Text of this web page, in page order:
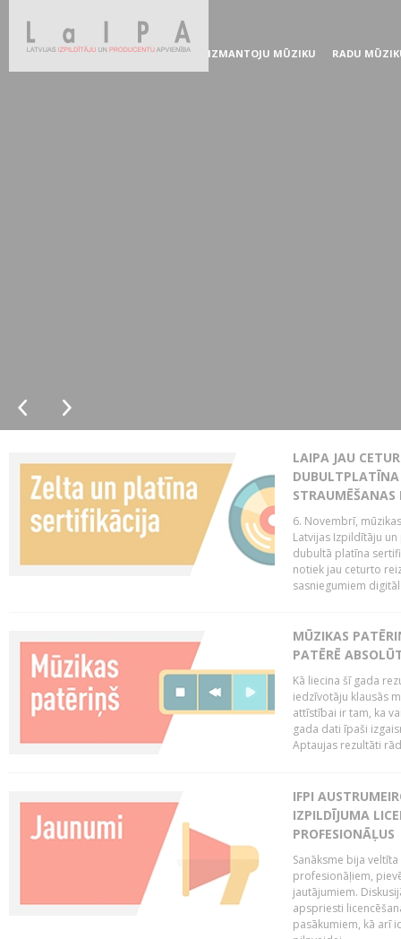
IZMANTOJU MŪZIKU RADU
LAIPA JAU
DUBULTPLATĪNA
6. Novembrī,
Latvijas Izpildītāju
dubultā platīna
notiek jau ceturto
sasniegumiem
MŪZIKAS
PATĒRĒ
Kā liecina šī gada
iedzīvotāju klausās
attīstībai ir tam, ka
gada dati īpaši
Aptaujas rezultāti
IFPI
IZPILDĪJUMA
PROFESIONĀĻUS
Sanāksme bija
profesionāļiem,
jautājumiem.
apspriesti
pasākumiem, kā arī